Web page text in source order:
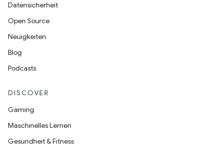
Datensicherheit
Open Source
Neuigkeiten
Blog
Podcasts
DISCOVER
Gaming
Maschinelles Lernen
Gesundheit & Fitness